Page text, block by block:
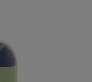
is leeg.